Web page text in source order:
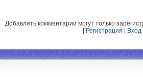
Добавлять комментарии могут только
[ Регистрация Вход